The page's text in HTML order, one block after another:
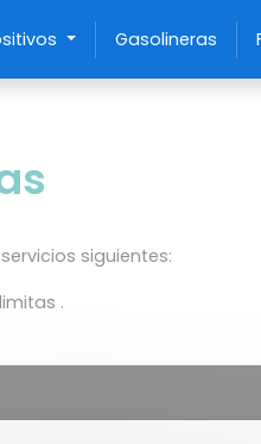
Gasolineras
siguientes:
.